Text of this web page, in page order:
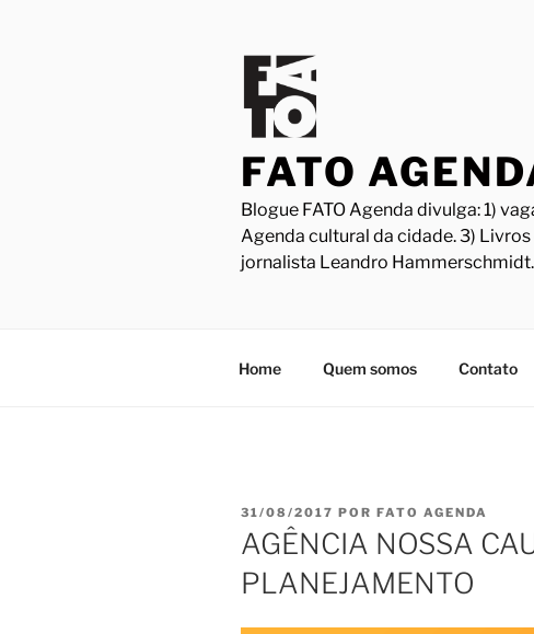
FATO
Blogue FATO Agenda divulga: 1)
Agenda cultural da cidade. 3)
jornalista Leandro Hammerschmidt.
Home Quem somos Contato
PUBLICADO
EM
31/08/2017 POR FATO AGENDA
AGÊNCIA NOSSA
PLANEJAMENTO